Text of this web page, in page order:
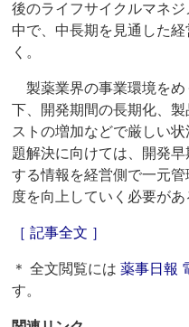
後のライフサイクルマネ
中で、中長期を見通した
く。
製薬業界の事業環境をめ
下、開発期間の長期化、
ストの増加などで厳しい
題解決に向けては、開発
する情報を経営側で一元
度を向上していく必要があ
［ 記事全文 ］
＊ 全文閲覧には薬事日報
す。